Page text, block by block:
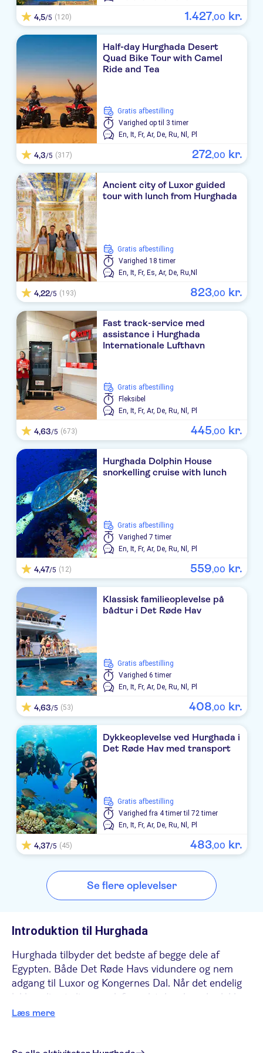
4,5/5 (120) 1.427,00 kr.
Half-day Hurghada Desert
Quad Bike Tour with Camel
Ride and Tea
Gratis afbestilling
Varighed op til 3 timer
En, It, Fr,Ar, De, Ru, Nl, Pl
4,3/5 (317) 272,00 kr.
Ancient city of Luxor guided
tour with lunch from Hurghada
Gratis afbestilling
Varighed 18 timer
En, It, Fr, Es,Ar, De, Ru,Nl
4,22/5 (193) 823,00 kr.
Fast track-service med
assistance i Hurghada
Internationale Lufthavn
Gratis afbestilling
Fleksibel
En, It, Fr,Ar, De, Ru, Nl, Pl
4,63/5 (673) 445,00 kr.
Hurghada Dolphin House
snorkelling cruise with lunch
Gratis afbestilling
Varighed 7 timer
En, It, Fr,Ar, De, Ru, Nl, Pl
4,47/5 (12) 559,00 kr.
Klassisk familieoplevelse på
bådtur i Det Røde Hav
Gratis afbestilling
Varighed 6 timer
En, It, Fr,Ar, De, Ru, Nl, Pl
4,63/5 (53) 408,00 kr.
Dykkeoplevelse ved Hurghada i
Det Røde Hav med transport
Gratis afbestilling
Varighed fra 4 timer til 72 timer
En, It, Fr,Ar, De, Ru, Nl, Pl
4,37/5 (45) 483,00 kr.
Se flere oplevelser
Introduktion til Hurghada
Hurghada tilbyder det bedste af begge dele af
Egypten. Både Det Røde Havs vidundere og nem
adgang til Luxor og Kongernes Dal. Når det endelig
lykkes dig at slippe væk fra solstolen, kan du dykke
blandt nogle af de mest levende rev på planeten,
Læs mere